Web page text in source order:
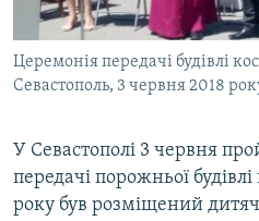
ІНФОГРАФІКА
ДОЛУЧАЙСЯ!
Церемонія передачі будівлі
Севастополь, 3 червня 2018
У Севастополі 3 червня
передачі порожньої
року був розміщений